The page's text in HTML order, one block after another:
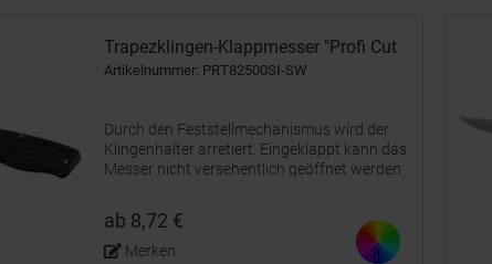
Trapezklingen-Klappmesser "Profi Cut
Artikelnummer: PRT82500SI-SW
Durch den Feststellmechanismus wird der
Klingenhalter arretiert. Eingeklappt kann das
Messer nicht versehentlich geöffnet werden
Arretierung eine sichere Handhabung. Die
Arretierung wird durch...
ab 8,72 €
Merken